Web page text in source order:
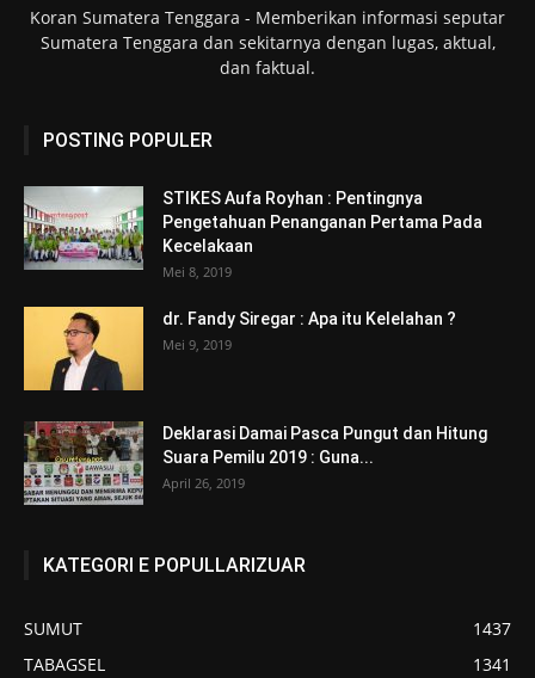
Koran Sumatera Tenggara - Memberikan informasi seputar
Sumatera Tenggara dan sekitarnya dengan lugas, aktual,
dan faktual.
POSTING POPULER
STIKES Aufa Royhan : Pentingnya
Pengetahuan Penanganan Pertama Pada
Kecelakaan
Mei 8, 2019
dr. Fandy Siregar : Apa itu Kelelahan ?
Mei 9, 2019
Deklarasi Damai Pasca Pungut dan Hitung
Suara Pemilu 2019 : Guna...
April 26, 2019
KATEGORI E POPULLARIZUAR
SUMUT
1437
TABAGSEL
1341